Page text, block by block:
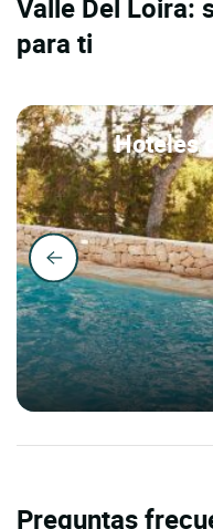
Valle Del Loira:
para ti
Hoteles
Preguntas